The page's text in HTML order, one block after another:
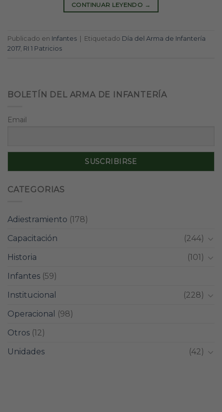
CONTINUAR LEYENDO →
Publicado en Infantes Etiquetado Día del Arma de Infantería
2017, RI 1 Patricios
BOLETÍN DEL ARMA DE INFANTERÍA
Email
CATEGORIAS
Adiestramiento (178)
Capacitación
(244)
Historia
(101)
Infantes (59)
Institucional
(228)
Operacional
(98)
Otros (12)
Unidades
(42)